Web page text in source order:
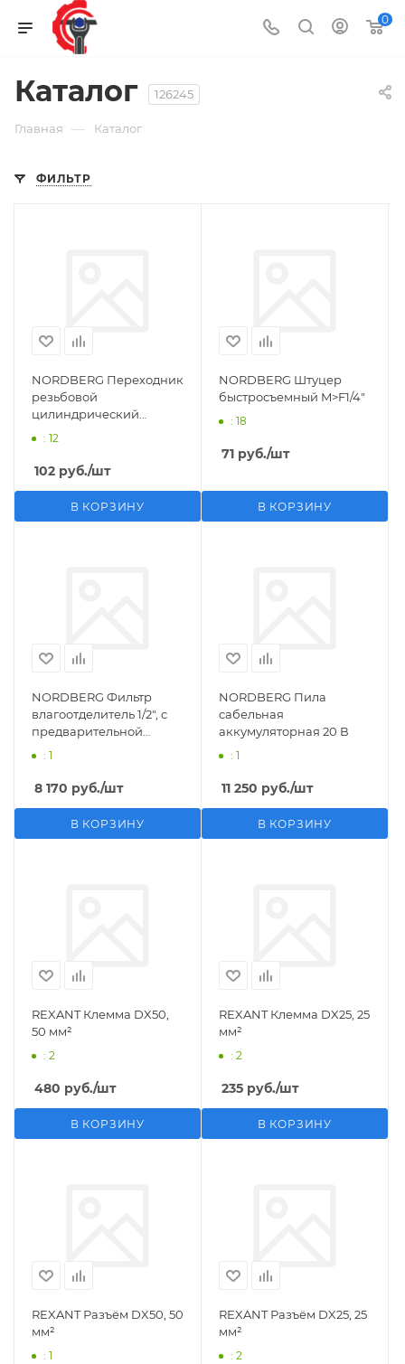
0
Каталог 126245
Главная — Каталог
ФИЛЬТР
NORDBERG Переходник
резьбовой
цилиндрический
M1/2">F1/4"
: 12
102 руб./шт
В КОРЗИНУ
NORDBERG Штуцер
быстросъемный M>F1/4"
: 18
71 руб./шт
В КОРЗИНУ
NORDBERG Фильтр
влагоотделитель 1/2", с
предварительной
фильтрацией
: 1
8 170 руб./шт
В КОРЗИНУ
NORDBERG Пила
сабельная
аккумуляторная 20 В
: 1
11 250 руб./шт
В КОРЗИНУ
REXANT Клемма DX50,
50 мм²
: 2
480 руб./шт
В КОРЗИНУ
REXANT Клемма DX25, 25
мм²
: 2
235 руб./шт
В КОРЗИНУ
REXANT Разъём DX50, 50
мм²
: 1
REXANT Разъём DX25, 25
мм²
: 2